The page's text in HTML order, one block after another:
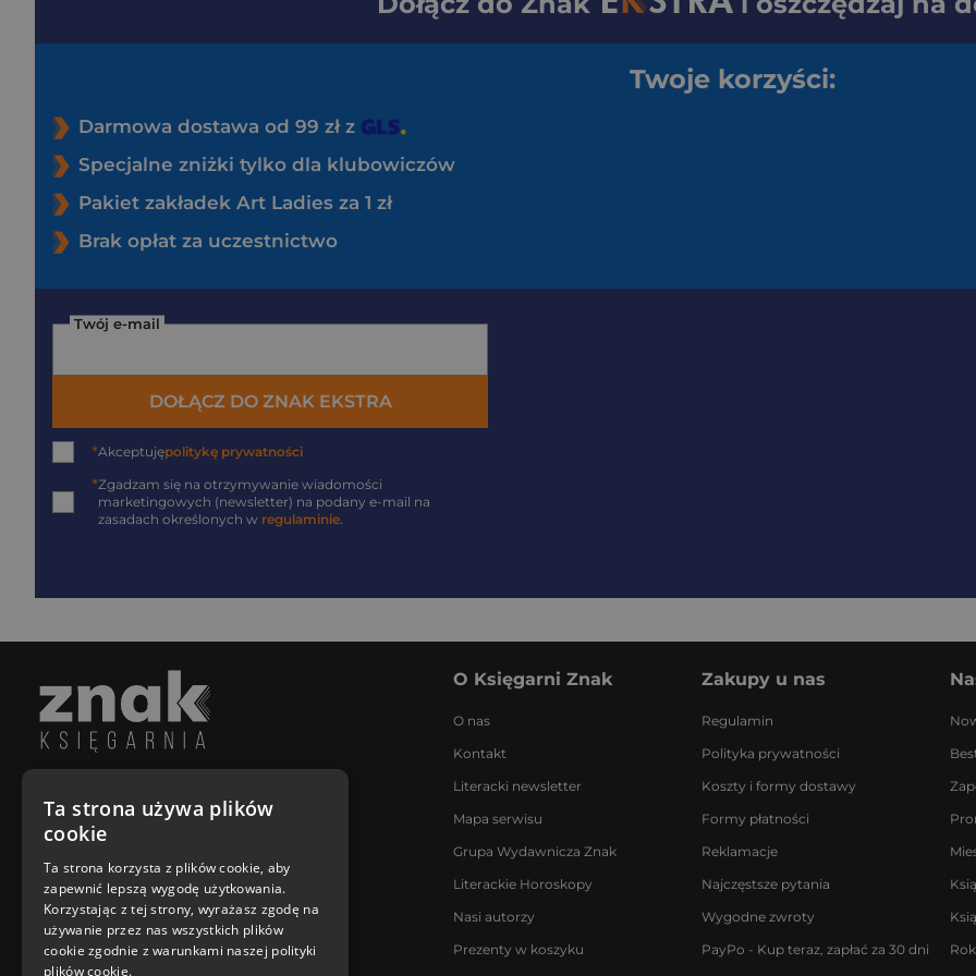
Twoje korzyści:
Darmowa dostawa od 99 zł z
Specjalne zniżki tylko dla klubowiczów
Pakiet zakładek Art Ladies za 1 zł
Brak opłat za uczestnictwo
Twój e-mail
DOŁĄCZ DO ZNAK EKSTRA
*Akceptujępolitykę prywatności
*Zgadzam się na otrzymywanie wiadomości
marketingowych (newsletter) na podany e-mail na
zasadach określonych w regulaminie.
Poniedziałek - Piątek
8:00 - 18:00
[email protected]
Bądź z nami na bieżąco
O Księgarni Znak
O nas
Kontakt
Literacki newsletter
Mapa serwisu
Grupa Wydawnicza Znak
Literackie Horoskopy
Nasi autorzy
Prezenty w koszyku
Zakupy u nas
Regulamin
Polityka prywatności
Koszty i formy dostawy
Formy płatności
Reklamacje
Najczęstsze pytania
Wygodne zwroty
PayPo - Kup teraz, zapłać za 30 dni
Ta strona używa plików
cookie
Ta strona korzysta z plików cookie, aby
zapewnić lepszą wygodę użytkowania.
Korzystając z tej strony, wyrażasz zgodę na
używanie przez nas wszystkich plików
cookie zgodnie z warunkami naszej polityki
plików cookie.